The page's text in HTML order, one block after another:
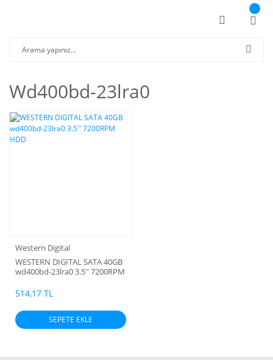
Wd400bd-23lra0
Western Digital
WESTERN DIGITAL SATA 40GB
wd400bd-23lra0 3.5'' 7200RPM
514,17 TL
SEPETE EKLE